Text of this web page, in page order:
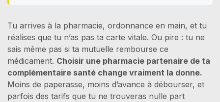
Tu arrives à la pharmacie, ordonnance en main, et tu
réalises que tu n’as pas ta carte vitale. Ou pire : tu ne
sais même pas si ta mutuelle rembourse ce
médicament. Choisir une pharmacie partenaire de ta
complémentaire santé change vraiment la donne.
Moins de paperasse, moins d’avance à débourser, et
parfois des tarifs que tu ne trouveras nulle part